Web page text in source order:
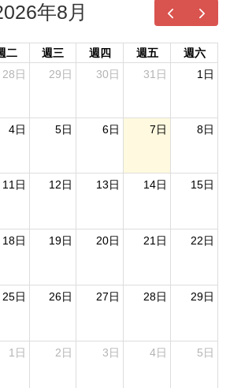
年8月
二 週三 週四 週五
週六
28日 29日 30日 31日 1日
4日 5日 6日 7日 8日
11日 12日 13日 14日 15日
18日 19日 20日 21日 22日
25日 26日 27日 28日 29日
1日 2日 3日 4日 5日